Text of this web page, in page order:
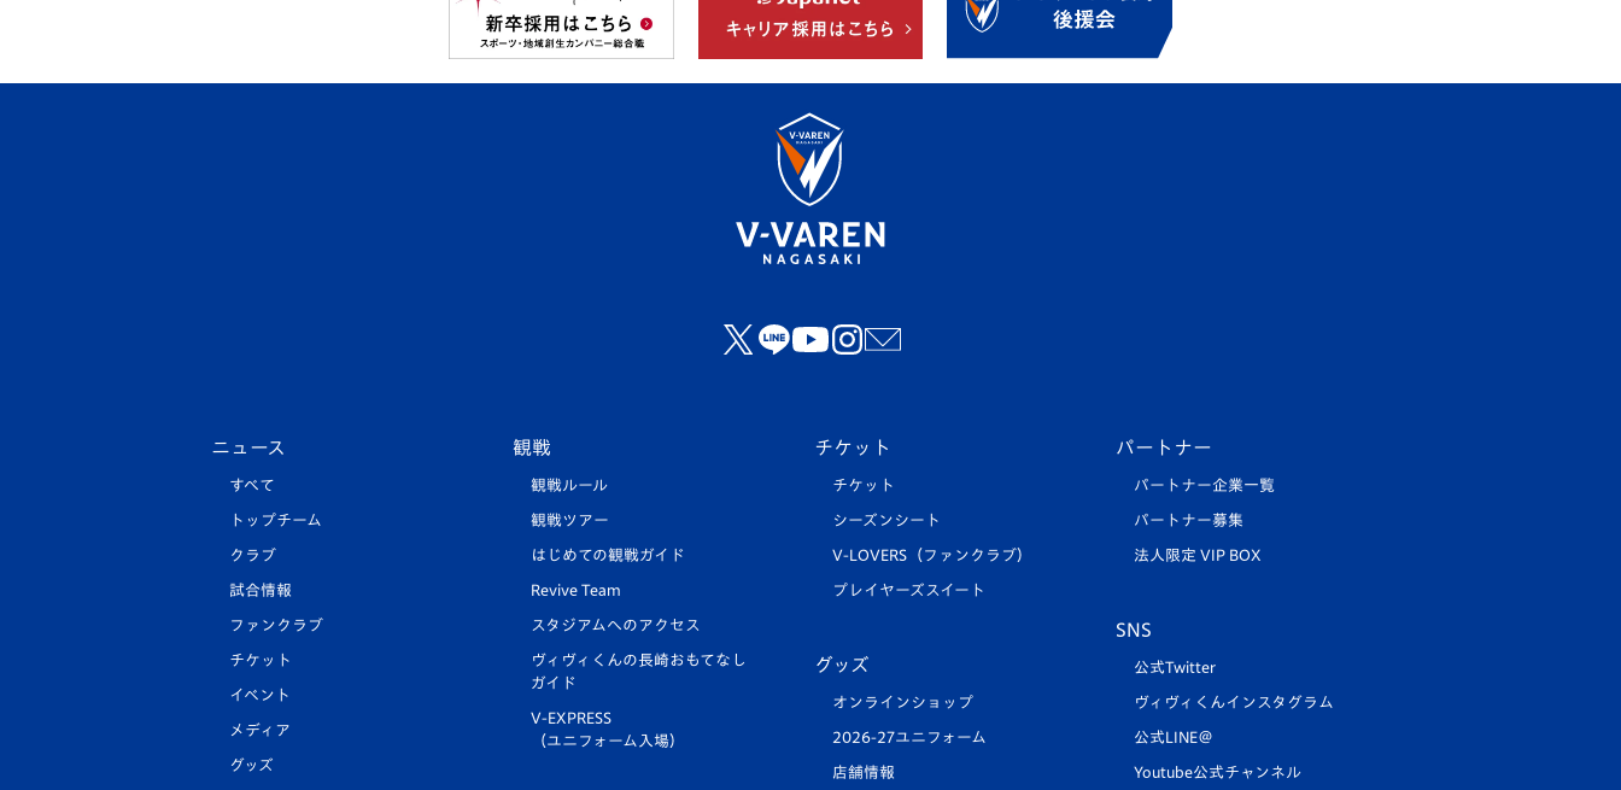
ニュース
すべて
トップチーム
クラブ
試合情報
ファンクラブ
チケット
イベント
メディア
グッズ
観戦
観戦ルール
観戦ツアー
はじめての観戦ガイド
Revive Team
スタジアムへのアクセス
ヴィヴィくんの長崎おもてなし
ガイド
V-EXPRESS
（ユニフォーム入場）
チケット
チケット
シーズンシート
V-LOVERS（ファンクラブ）
プレイヤーズスイート
グッズ
オンラインショップ
2026-27ユニフォーム
店舗情報
パートナー
パートナー企業一覧
パートナー募集
法人限定 VIP BOX
SNS
公式Twitter
ヴィヴィくんインスタグラム
公式LINE＠
Youtube公式チャンネル